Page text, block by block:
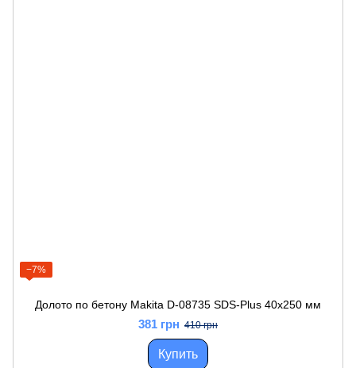
−7%
Долото по бетону Makita D-08735 SDS-Plus 40x250 мм
381 грн 410 грн
Купить